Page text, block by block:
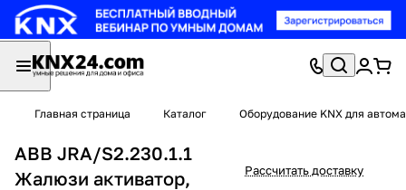
Главная страница Каталог Оборудование KNX для
ABB JRA/S2.230.1.1
Жалюзи активатор,
Рассчитать доставку